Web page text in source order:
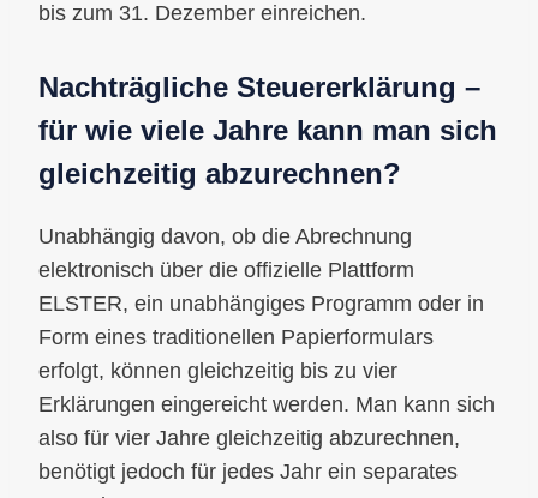
bis zum 31. Dezember einreichen.
Nachträgliche Steuererklärung –
für wie viele Jahre kann man sich
gleichzeitig abzurechnen?
Unabhängig davon, ob die Abrechnung
elektronisch über die offizielle Plattform
ELSTER, ein unabhängiges Programm oder in
Form eines traditionellen Papierformulars
erfolgt, können gleichzeitig bis zu vier
Erklärungen eingereicht werden. Man kann sich
also für vier Jahre gleichzeitig abzurechnen,
benötigt jedoch für jedes Jahr ein separates